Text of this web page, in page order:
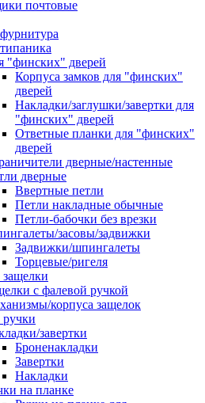
почтовые
"финских" дверей
Корпуса замков для "финских"
дверей
Накладки/заглушки/завертки для
"финских" дверей
Ответные планки для "финских"
дверей
дверные/настенные
дверные
Ввертные петли
Петли накладные обычные
Петли-бабочки без врезки
засовы/задвижки
Задвижки/шпингалеты
Торцевые/ригеля
с фалевой ручкой
корпуса защелок
завертки
Броненакладки
Завертки
Накладки
на планке